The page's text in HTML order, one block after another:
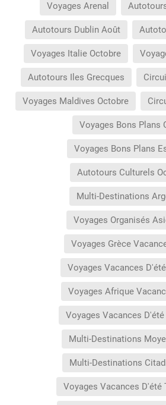
Voyages Arenal
Autotours Dublin Août
Voyages Italie Octobre
Autotours Iles Grecques
Voyages Maldives Octobre
Voyages Bons Plans
Voyages Bons Plans
Autotours Culturels
Multi-Destinations
Voyages Organisés
Voyages Grèce
Voyages Vacances
Voyages Afrique
Voyages Vacances D'été
Multi-Destinations
Multi-Destinations
Voyages Vacances D'été